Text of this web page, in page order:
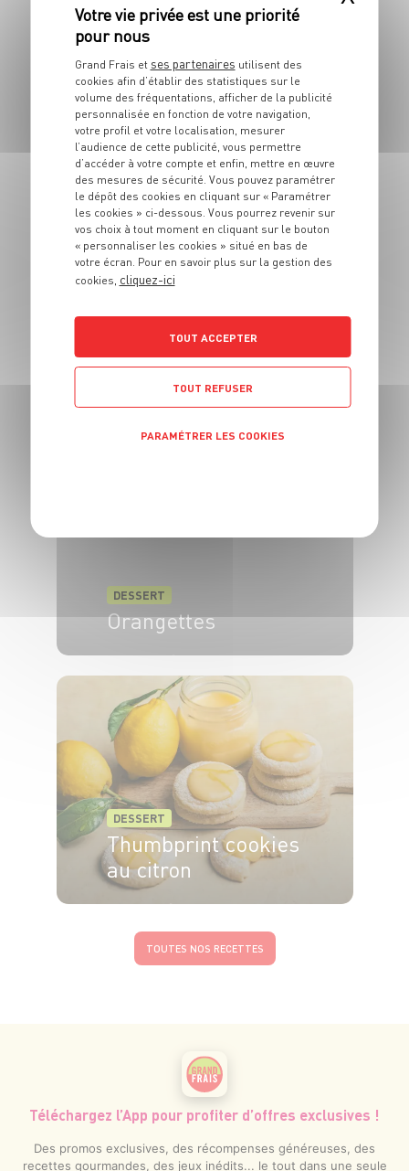
DESSERT
Sauce de pommes
Canada
6 pers. 15 min 15 min
DESSERT
Couronne de Noël
au chocolat et pain
d'épice
DESSERT
Orangettes
DESSERT
Thumbprint cookies
au citron
TOUTES NOS RECETTES
Téléchargez l’App pour profiter d’offres exclusives !
Des promos exclusives, des récompenses généreuses, des
recettes gourmandes, des jeux inédits... le tout dans une seule
Grand Frais et ses partenaires utilisent des
cookies afin d’établir des statistiques sur le
volume des fréquentations, afficher de la publicité
personnalisée en fonction de votre navigation,
votre profil et votre localisation, mesurer
l’audience de cette publicité, vous permettre
d’accéder à votre compte et enfin, mettre en œuvre
des mesures de sécurité. Vous pouvez paramétrer
le dépôt des cookies en cliquant sur « Paramétrer
les cookies » ci-dessous. Vous pourrez revenir sur
vos choix à tout moment en cliquant sur le bouton
« personnaliser les cookies » situé en bas de
votre écran. Pour en savoir plus sur la gestion des
cookies, cliquez-ici
TOUT ACCEPTER
TOUT REFUSER
PARAMÉTRER LES COOKIES